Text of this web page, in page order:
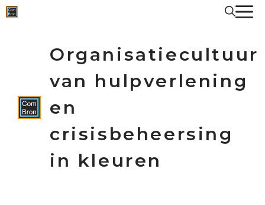
Spring
naar
Organisatiecultuur
van hulpverlening
en
crisisbeheersing
in kleuren